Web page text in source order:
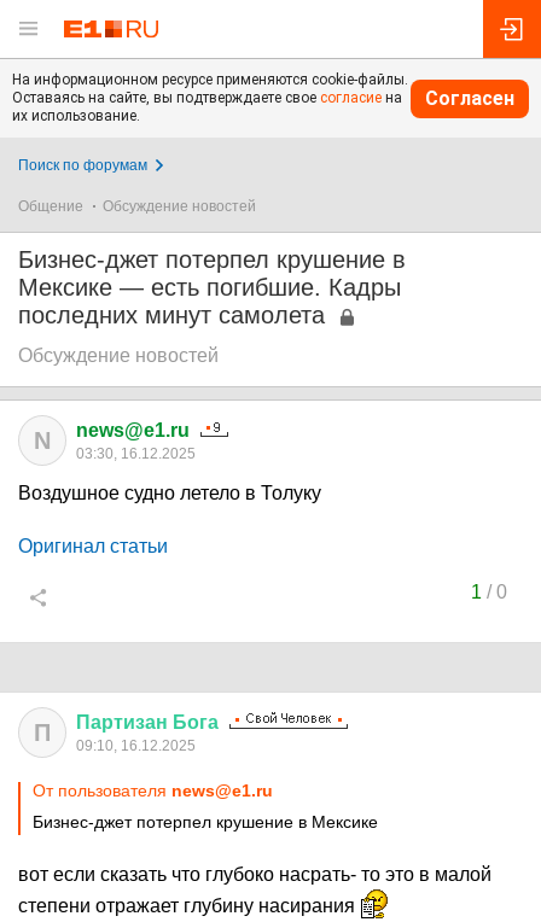
На информационном ресурсе применяются cookie-файлы.
Оставаясь на сайте, вы подтверждаете свое согласие на
их использование.
Согласен
Поиск по форумам
Общение Обсуждение новостей
Бизнес-джет потерпел крушение в
Мексике — есть погибшие. Кадры
последних минут самолета
Обсуждение новостей
N news@e1.ru
03:30, 16.12.2025
Воздушное судно летело в Толуку
Оригинал статьи
1 /0
П Партизан Бога
09:10, 16.12.2025
От пользователя news@e1.ru
Бизнес-джет потерпел крушение в Мексике
вот если сказать что глубоко насрать- то это в малой
степени отражает глубину насирания